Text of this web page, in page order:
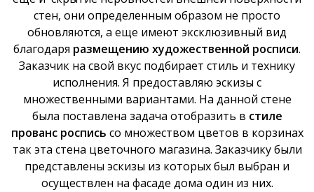
стен, они определенным образом не просто
обновляются, а еще имеют эксклюзивный вид
благодаря размещению художественной росписи.
Заказчик на свой вкус подбирает стиль и технику
исполнения. Я предоставляю эскизы с
множественными вариантами. На данной стене
была поставлена задача отобразить в стиле
прованс роспись со множеством цветов в корзинах
так эта стена цветочного магазина. Заказчику были
представлены эскизы из которых был выбран и
осуществлен на фасаде дома один из них.